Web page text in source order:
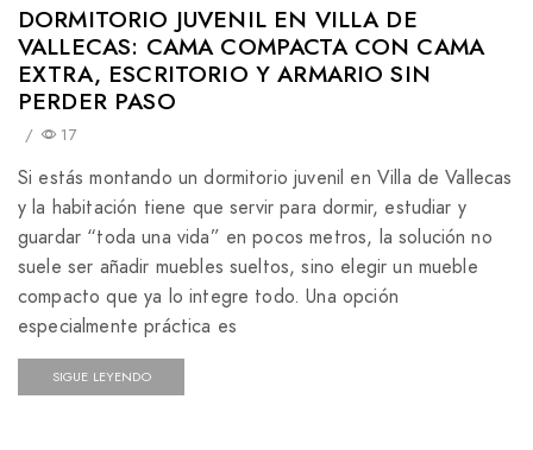
DORMITORIO JUVENIL EN VILLA DE
VALLECAS: CAMA COMPACTA CON CAMA
EXTRA, ESCRITORIO Y ARMARIO SIN
PERDER PASO
/ 17
Si estás montando un dormitorio juvenil en Villa de Vallecas
y la habitación tiene que servir para dormir, estudiar y
guardar “toda una vida” en pocos metros, la solución no
suele ser añadir muebles sueltos, sino elegir un mueble
compacto que ya lo integre todo. Una opción
especialmente práctica es
SIGUE LEYENDO